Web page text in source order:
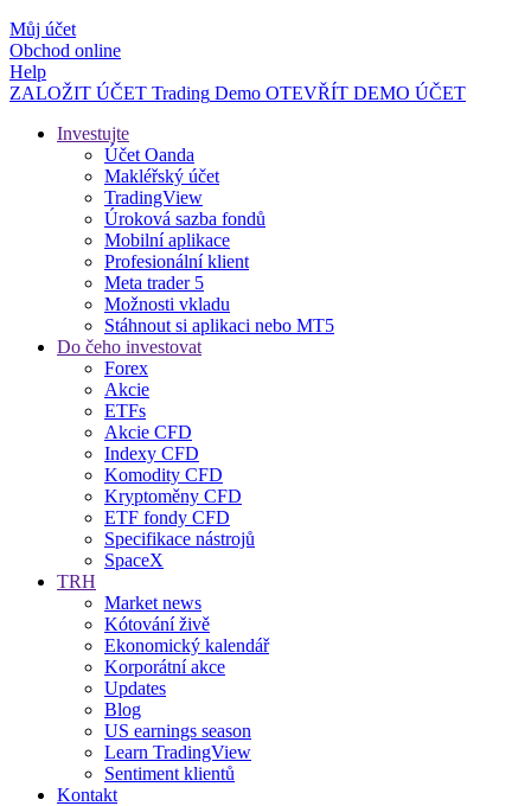
Můj účet
Obchod online
Help
ZALOŽIT ÚČET Trading Demo OTEVŘÍT DEMO ÚČET
Investujte
Účet Oanda
Makléřský účet
TradingView
Úroková sazba fondů
Mobilní aplikace
Profesionální klient
Meta trader 5
Možnosti vkladu
Stáhnout si aplikaci nebo MT5
Do čeho investovat
Forex
Akcie
ETFs
Akcie CFD
Indexy CFD
Komodity CFD
Kryptoměny CFD
ETF fondy CFD
Specifikace nástrojů
SpaceX
TRH
Market news
Kótování živě
Ekonomický kalendář
Korporátní akce
Updates
Blog
US earnings season
Learn TradingView
Sentiment klientů
Kontakt